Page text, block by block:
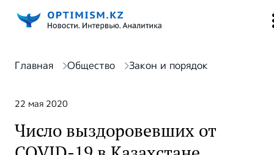
Главная Общество Закон и порядок
22 мая 2020
Число выздоровевших от